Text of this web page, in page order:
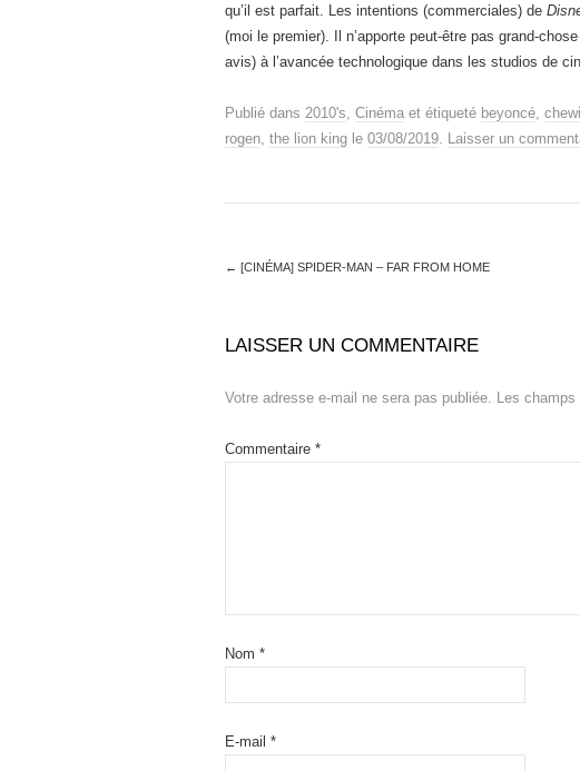
qu’il est parfait. Les intentions (commerciales) de
(moi le premier). Il n’apporte peut-être pas grand-
avis) à l’avancée technologique dans les studios de
Publié dans 2010's Cinéma et étiqueté beyoncé
rogen the lion king le 03/08/2019 Laisser un
← [CINÉMA] SPIDER-MAN – FAR FROM HOME
LAISSER UN COMMENTAIRE
Votre adresse e-mail ne sera pas publiée. Les
Commentaire *
Nom *
E-mail *